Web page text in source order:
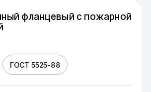
фланцевый с пожарной
ГОСТ 5525-88